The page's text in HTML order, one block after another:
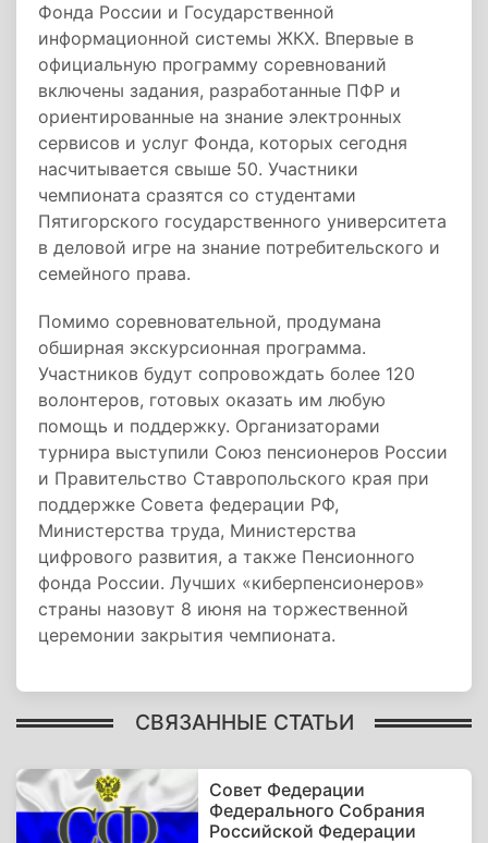
Фонда России и Государственной
информационной системы ЖКХ. Впервые в
официальную программу соревнований
включены задания, разработанные ПФР и
ориентированные на знание электронных
сервисов и услуг Фонда, которых сегодня
насчитывается свыше 50. Участники
чемпионата сразятся со студентами
Пятигорского государственного университета
в деловой игре на знание потребительского и
семейного права.
Помимо соревновательной, продумана
обширная экскурсионная программа.
Участников будут сопровождать более 120
волонтеров, готовых оказать им любую
помощь и поддержку. Организаторами
турнира выступили Союз пенсионеров России
и Правительство Ставропольского края при
поддержке Совета федерации РФ,
Министерства труда, Министерства
цифрового развития, а также Пенсионного
фонда России. Лучших «киберпенсионеров»
страны назовут 8 июня на торжественной
церемонии закрытия чемпионата.
СВЯЗАННЫЕ СТАТЬИ
Совет Федерации
Федерального Собрания
Российской Федерации